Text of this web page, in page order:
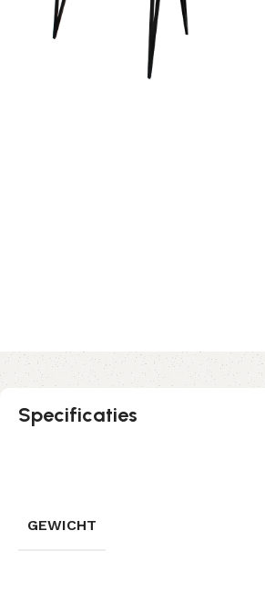
Specificaties
GEWICHT